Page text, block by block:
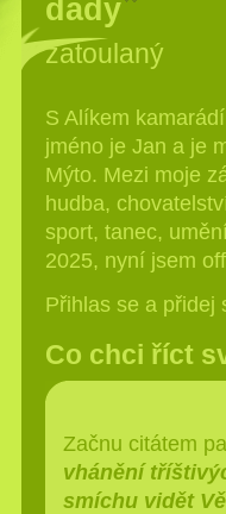
S Alíkem
jméno je Jan a je
Mýto. Mezi moje
hudba,
sport, tanec,
2025, nyní jsem
Přihlas se a přidej
Co chci říct
Začnu citátem
vhánění
smíchu vidět